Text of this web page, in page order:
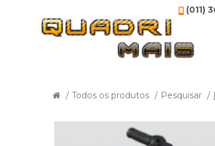
(011)
Todos os produtos Pesquisar